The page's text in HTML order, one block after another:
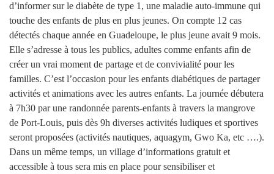
d’informer sur le diabète de type 1, une maladie auto-immune qui
touche des enfants de plus en plus jeunes. On compte 12 cas
détectés chaque année en Guadeloupe, le plus jeune avait 9 mois.
Elle s’adresse à tous les publics, adultes comme enfants afin de
créer un vrai moment de partage et de convivialité pour les
familles. C’est l’occasion pour les enfants diabétiques de partager
activités et animations avec les autres enfants. La journée débutera
à 7h30 par une randonnée parents-enfants à travers la mangrove
de Port-Louis, puis dès 9h diverses activités ludiques et sportives
seront proposées (activités nautiques, aquagym, Gwo Ka, etc ….).
Dans un même temps, un village d’informations gratuit et
accessible à tous sera mis en place pour sensibiliser et